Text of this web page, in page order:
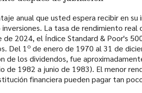
anual que usted espera recibir en
inversiones. La tasa de rendimiento
de 2024, el Índice Standard & Poor's
Del 1 o de enero de 1970 al 31 de
de los dividendos, fue
de 1982 a junio de 1983). El menor
financiera pueden pagar tan